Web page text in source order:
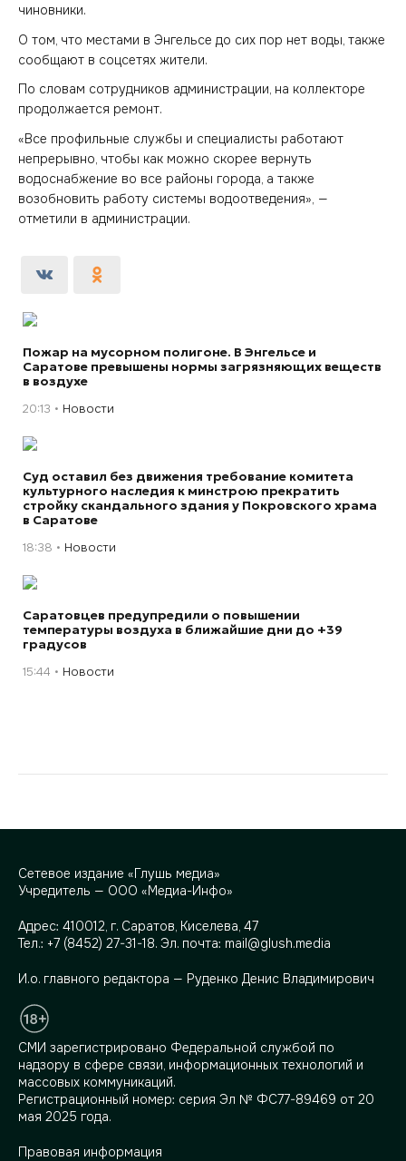
чиновники.
О том, что местами в Энгельсе до сих пор нет воды, также
сообщают в соцсетях жители.
По словам сотрудников администрации, на коллекторе
продолжается ремонт.
«Все профильные службы и специалисты работают
непрерывно, чтобы как можно скорее вернуть
водоснабжение во все районы города, а также
возобновить работу системы водоотведения», —
отметили в администрации.
Пожар на мусорном полигоне. В Энгельсе и
Саратове превышены нормы загрязняющих веществ
в воздухе
20:13 Новости
Суд оставил без движения требование комитета
культурного наследия к минстрою прекратить
стройку скандального здания у Покровского храма
в Саратове
18:38 Новости
Саратовцев предупредили о повышении
температуры воздуха в ближайшие дни до +39
градусов
15:44 Новости
Сетевое издание «Глушь медиа»
Учредитель — ООО «Медиа-Инфо»
Адрес: 410012, г. Саратов, Киселева, 47
Тел.: +7 (8452) 27-31-18. Эл. почта: mail@glush.media
И.о. главного редактора — Руденко Денис Владимирович
СМИ зарегистрировано Федеральной службой по
надзору в сфере связи, информационных технологий и
массовых коммуникаций.
Регистрационный номер: серия Эл № ФС77-89469 от 20
мая 2025 года.
Правовая информация